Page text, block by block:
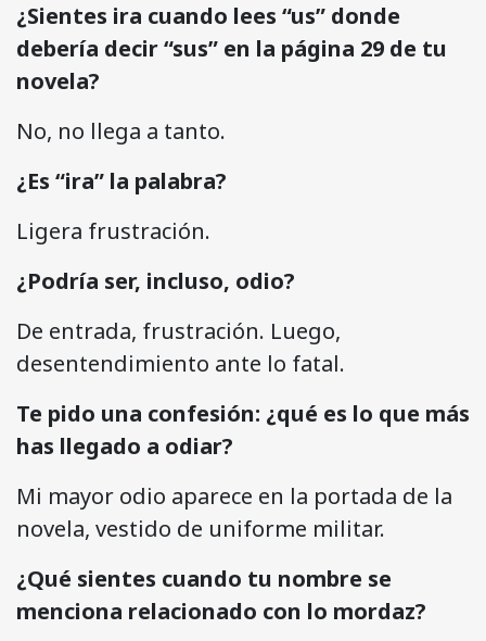
¿Sientes ira cuando lees “us” donde
debería decir “sus” en la página 29 de tu
novela?
No, no llega a tanto.
¿Es “ira” la palabra?
Ligera frustración.
¿Podría ser, incluso, odio?
De entrada, frustración. Luego,
desentendimiento ante lo fatal.
Te pido una confesión: ¿qué es lo que más
has llegado a odiar?
Mi mayor odio aparece en la portada de la
novela, vestido de uniforme militar.
¿Qué sientes cuando tu nombre se
menciona relacionado con lo mordaz?